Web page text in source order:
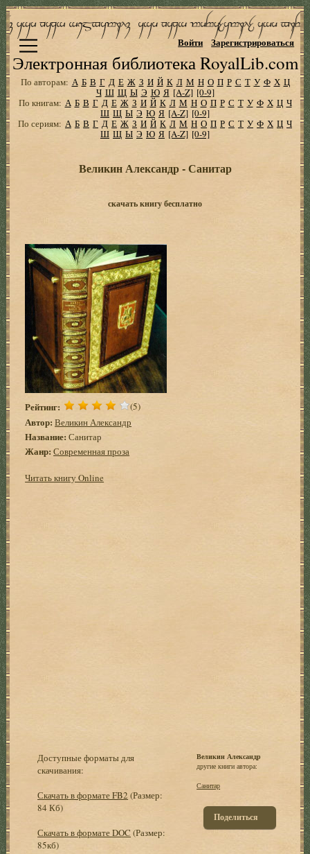
Электронная библиотека RoyalLib.com
Войти Зарегистрироваться
По авторам: А Б В Г Д Е Ж З И Й К Л М Н О П Р С Т У Ф Х Ц
Ч Ш Щ Ы Э Ю Я [A-Z] [0-9]
По книгам: А Б В Г Д Е Ж З И Й К Л М Н О П Р С Т У Ф Х Ц Ч
Ш Щ Ы Э Ю Я [A-Z] [0-9]
По сериям: А Б В Г Д Е Ж З И Й К Л М Н О П Р С Т У Ф Х Ц Ч
Ш Щ Ы Э Ю Я [A-Z] [0-9]
Великин Александр - Санитар
скачать книгу бесплатно
Рейтинг: (5)
Автор: Великин Александр
Название: Санитар
Жанр: Современная проза
Читать книгу Online
Доступные форматы для
скачивания:
Скачать в формате FB2 (Размер:
84 Кб)
Скачать в формате DOC (Размер:
85кб)
Великин Александр
другие книги автора:
Санитар
Поделиться